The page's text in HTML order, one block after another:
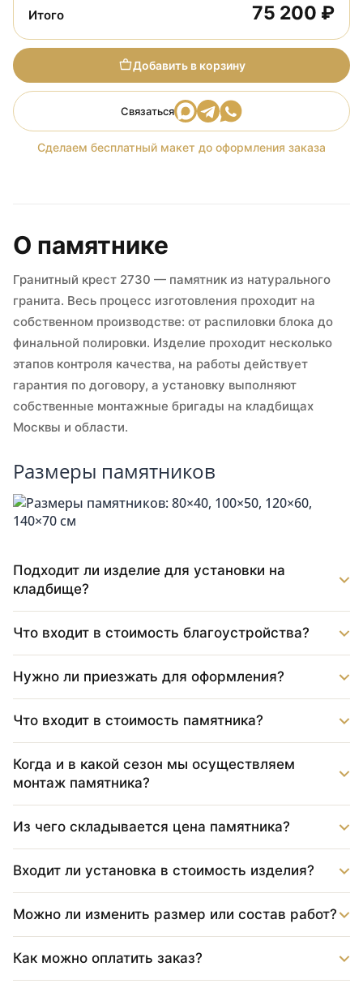
Итого 75 200 ₽
Добавить в корзину
Связаться
Сделаем бесплатный макет до оформления заказа
О памятнике
Гранитный крест 2730 — памятник из натурального
гранита. Весь процесс изготовления проходит на
собственном производстве: от распиловки блока до
финальной полировки. Изделие проходит несколько
этапов контроля качества, на работы действует
гарантия по договору, а установку выполняют
собственные монтажные бригады на кладбищах
Москвы и области.
Размеры памятников
Подходит ли изделие для установки на
кладбище?
Что входит в стоимость благоустройства?
Нужно ли приезжать для оформления?
Что входит в стоимость памятника?
Когда и в какой сезон мы осуществляем
монтаж памятника?
Из чего складывается цена памятника?
Входит ли установка в стоимость изделия?
Можно ли изменить размер или состав работ?
Как можно оплатить заказ?